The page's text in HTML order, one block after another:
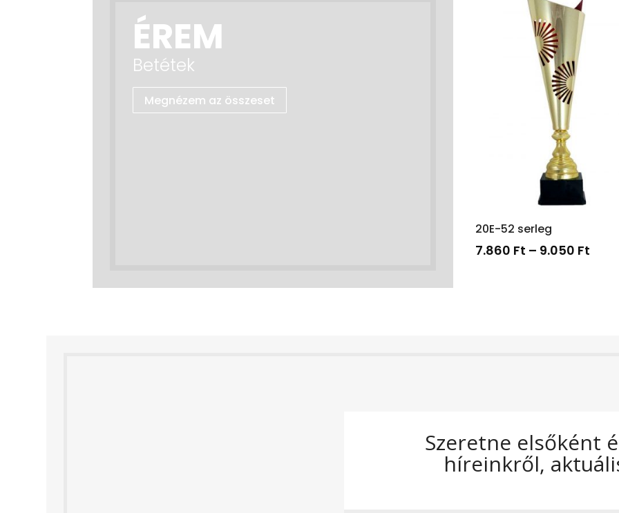
ÉREM
Betétek
Megnézem az összeset
20E-52 serleg
7.860 Ft – 9.050 Ft
Szeretne elsőként
híreinkről,